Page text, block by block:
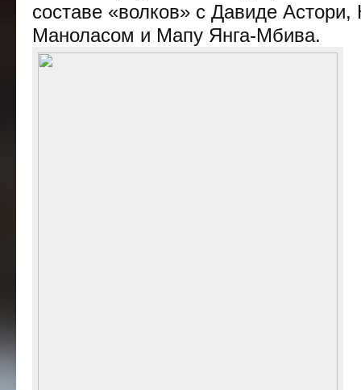
составе «волков» с Давиде Астори,
Маноласом и Мапу Янга-Мбива.